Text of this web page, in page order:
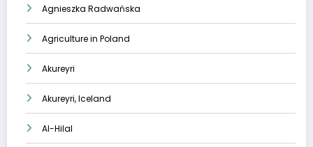
Agnieszka Radwańska
Agriculture in Poland
Akureyri
Akureyri, Iceland
Al-Hilal